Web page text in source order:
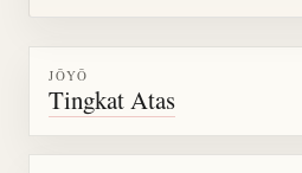
JŌYŌ
Tingkat Atas